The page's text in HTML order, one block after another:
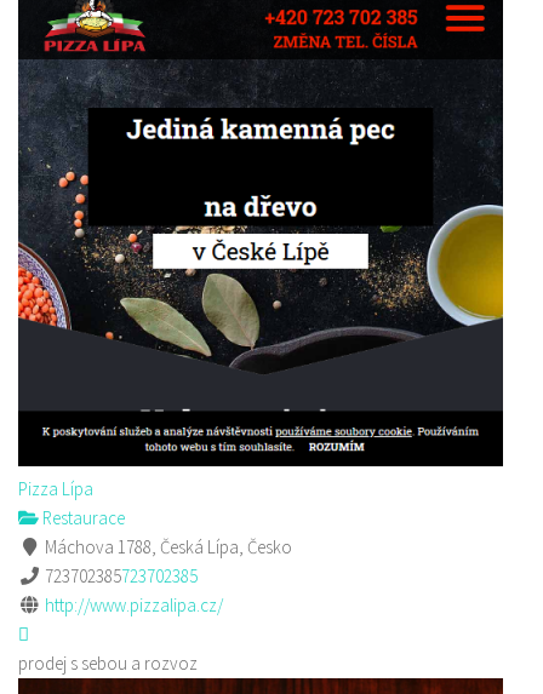
Pizza Lípa
Restaurace
Máchova 1788, Česká Lípa, Česko
723702385723702385
http://www.pizzalipa.cz/
prodej s sebou a rozvoz